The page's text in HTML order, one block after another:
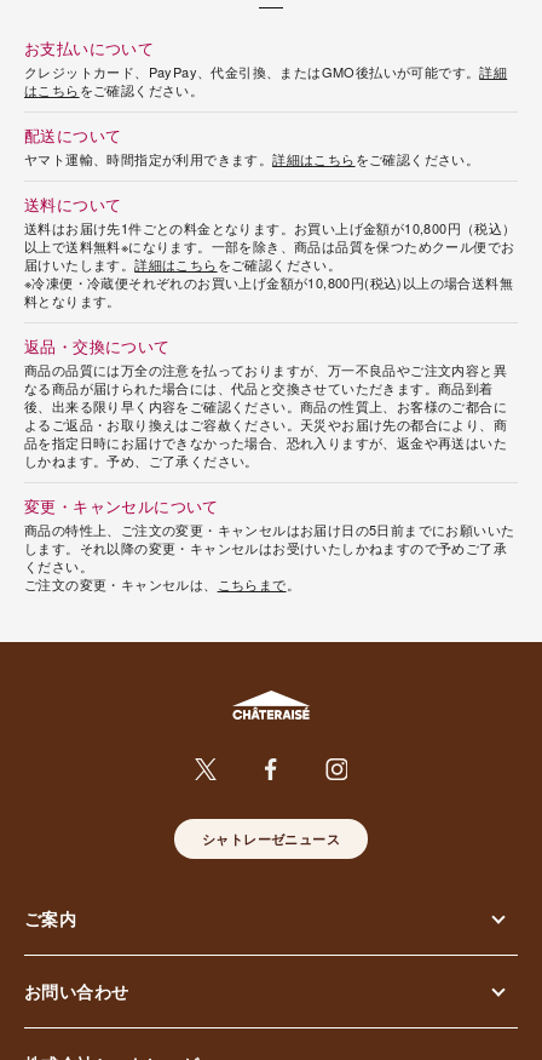
お支払いについて
クレジットカード、PayPay、代金引換、またはGMO後払いが可能です。詳細
はこちらをご確認ください。
配送について
ヤマト運輸、時間指定が利用できます。詳細はこちらをご確認ください。
送料について
送料はお届け先1件ごとの料金となります。お買い上げ金額が10,800円（税込）
以上で送料無料※になります。一部を除き、商品は品質を保つためクール便でお
届けいたします。詳細はこちらをご確認ください。
※冷凍便・冷蔵便それぞれのお買い上げ金額が10,800円(税込)以上の場合送料無
料となります。
返品・交換について
商品の品質には万全の注意を払っておりますが、万一不良品やご注文内容と異
なる商品が届けられた場合には、代品と交換させていただきます。商品到着
後、出来る限り早く内容をご確認ください。商品の性質上、お客様のご都合に
よるご返品・お取り換えはご容赦ください。天災やお届け先の都合により、商
品を指定日時にお届けできなかった場合、恐れ入りますが、返金や再送はいた
しかねます。予め、ご了承ください。
変更・キャンセルについて
商品の特性上、ご注文の変更・キャンセルはお届け日の5日前までにお願いいた
します。それ以降の変更・キャンセルはお受けいたしかねますので予めご了承
ください。
ご注文の変更・キャンセルは、
こちらまで
シャトレーゼニュース
ご案内
お問い合わせ